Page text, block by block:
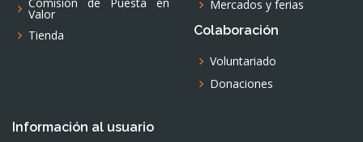
Valor
Tienda
Mercados y ferias
Colaboración
Voluntariado
Donaciones
Información al usuario